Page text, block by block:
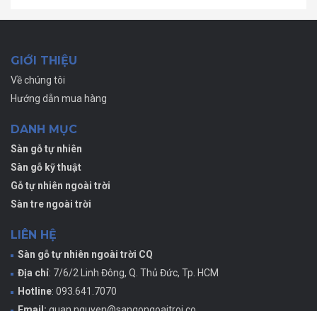
GIỚI THIỆU
Về chúng tôi
Hướng dẫn mua hàng
DANH MỤC
Sàn gỗ tự nhiên
Sàn gỗ kỹ thuật
Gỗ tự nhiên ngoài trời
Sàn tre ngoài trời
LIÊN HỆ
Sàn gỗ tự nhiên ngoài trời CQ
Địa chỉ: 7/6/2 Linh Đông, Q. Thủ Đức, Tp. HCM
Hotline: 093.641.7070